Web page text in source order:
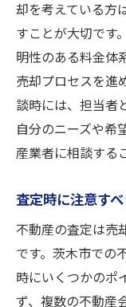
却を考えている方
すことが大切です
明性のある料金体
売却プロセスを進
談時には、担当者
自分のニーズや希
産業者に相談する
査定時に注意す
不動産の査定は売
です。茨木市での
時にいくつかのポ
ず、複数の不動産